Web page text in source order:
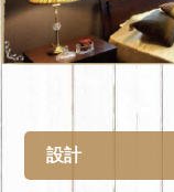
設計